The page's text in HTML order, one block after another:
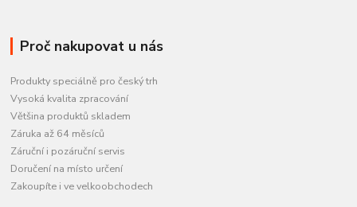
Proč nakupovat u nás
Produkty speciálně pro český trh
Vysoká kvalita zpracování
Většina produktů skladem
Záruka až 64 měsíců
Záruční i pozáruční servis
Doručení na místo určení
Zakoupíte i ve velkoobchodech